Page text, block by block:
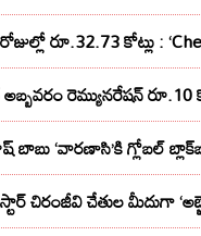
రూ.32.73 కోట్లు :
రెమ్యునరేషన్ రూ.10
‘వారణాసి’కి గ్లోబల్
చిరంజీవి చేతుల మీదుగా